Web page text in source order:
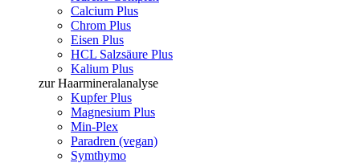
Calcium Plus
Chrom Plus
Eisen Plus
HCL Salzsäure Plus
Kalium Plus
zur Haarmineralanalyse
Kupfer Plus
Magnesium Plus
Min-Plex
Paradren (vegan)
Symthymo